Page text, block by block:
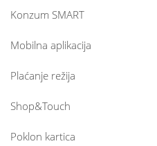
Konzum SMART
Mobilna aplikacija
Plaćanje režija
Shop&Touch
Poklon kartica